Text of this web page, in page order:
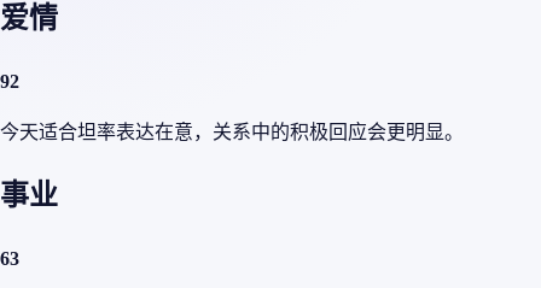
爱情
92
今天适合坦率表达在意，关系中的积极回应会更明显。
事业
63